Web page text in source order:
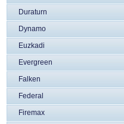
Duraturn
Dynamo
Euzkadi
Evergreen
Falken
Federal
Firemax